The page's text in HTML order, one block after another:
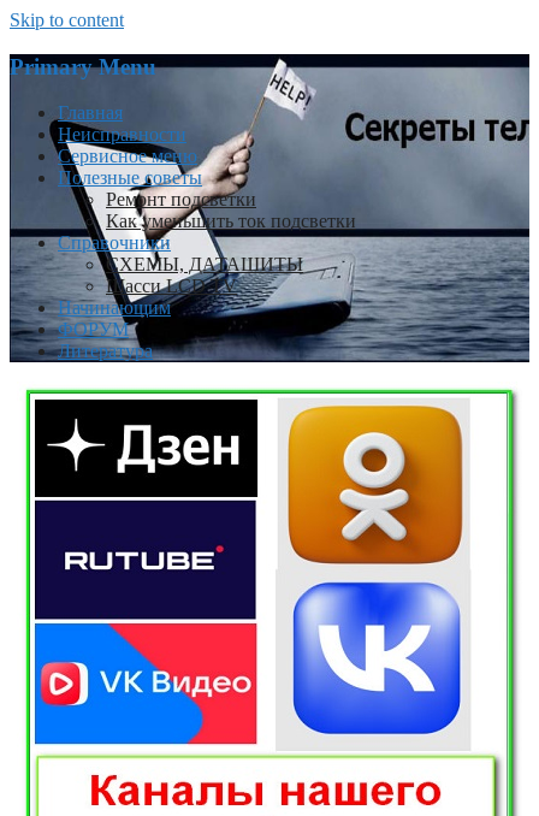
Skip to content
Primary Menu
Главная
Неисправности
Сервисное меню
Полезные советы
Ремонт подсветки
Как уменьшить ток подсветки
Справочники
СХЕМЫ, ДАТАШИТЫ
Шасси LCD TV
Начинающим
ФОРУМ
Литература